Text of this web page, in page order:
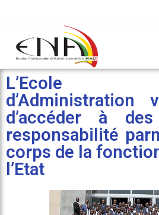
L’Ecole
d’Administration
d’accéder à
responsabilité
corps de la
l’Etat